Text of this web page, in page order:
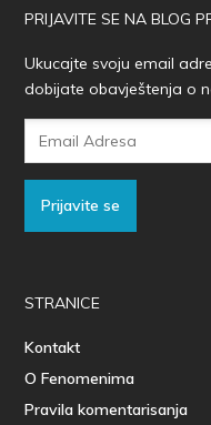
PRIJAVITE SE NA BLOG
Ukucajte svoju email
dobijate obavještenja o
Prijavite se
STRANICE
Kontakt
O Fenomenima
Pravila komentarisanja